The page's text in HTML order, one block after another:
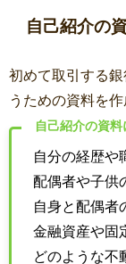
自己紹介の
初めて取引する
うための資料を
自己紹介の資
自分の経歴や
配偶者や子供
自身と配偶者
金融資産や固
どのような不